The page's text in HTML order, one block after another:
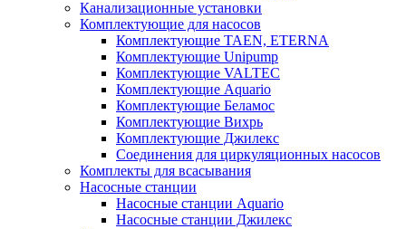
Канализационные установки
Комплектующие для насосов
Комплектующие TAEN, ETERNA
Комплектующие Unipump
Комплектующие VALTEC
Комплектующие Аquario
Комплектующие Беламос
Комплектующие Вихрь
Комплектующие Джилекс
Соединения для циркуляционных насосов
Комплекты для всасывания
Насосные станции
Насосные станции Аquario
Насосные станции Джилекс